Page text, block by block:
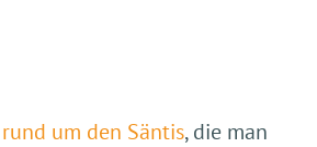
um den Säntis, die man